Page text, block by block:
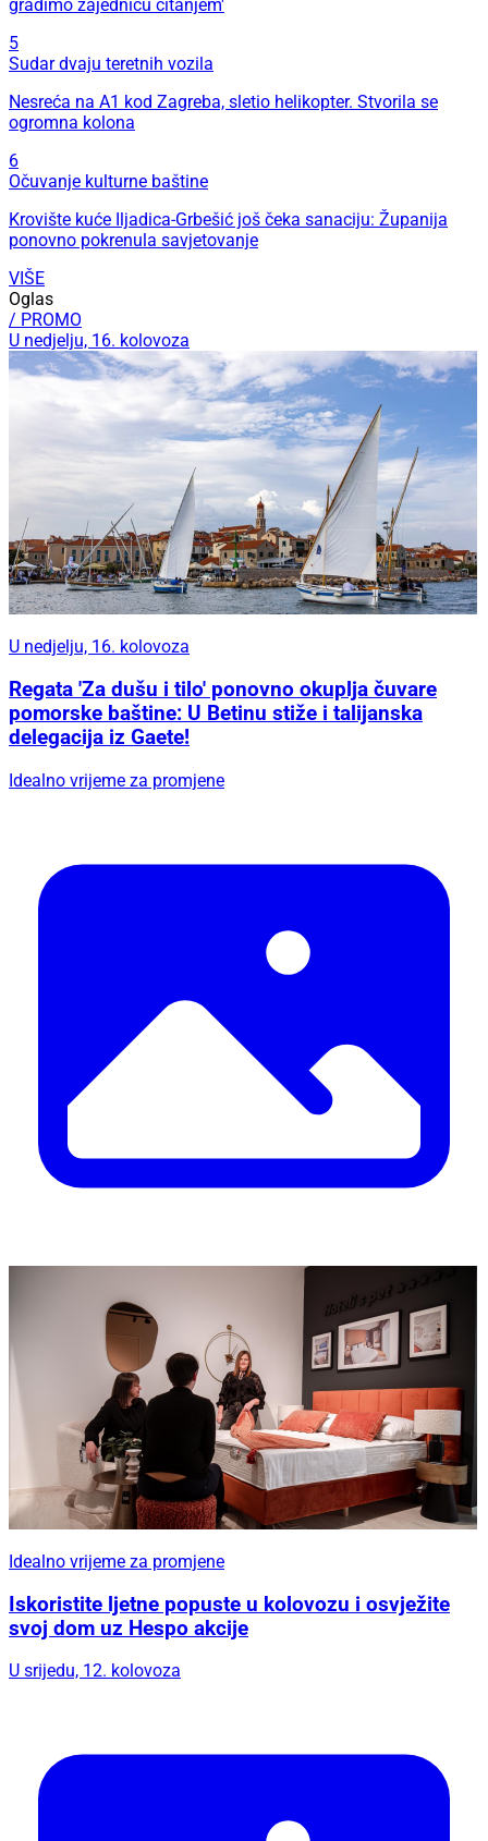
gradimo zajednicu čitanjem'
5
Sudar dvaju teretnih vozila
Nesreća na A1 kod Zagreba, sletio helikopter. Stvorila se
ogromna kolona
6
Očuvanje kulturne baštine
Krovište kuće Iljadica-Grbešić još čeka sanaciju: Županija
ponovno pokrenula savjetovanje
VIŠE
Oglas
/ PROMO
U nedjelju, 16. kolovoza
U nedjelju, 16. kolovoza
Regata 'Za dušu i tilo' ponovno okuplja čuvare
pomorske baštine: U Betinu stiže i talijanska
delegacija iz Gaete!
Idealno vrijeme za promjene
Idealno vrijeme za promjene
Iskoristite ljetne popuste u kolovozu i osvježite
svoj dom uz Hespo akcije
U srijedu, 12. kolovoza